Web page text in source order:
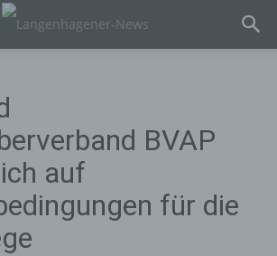
BVAP
auf
für die